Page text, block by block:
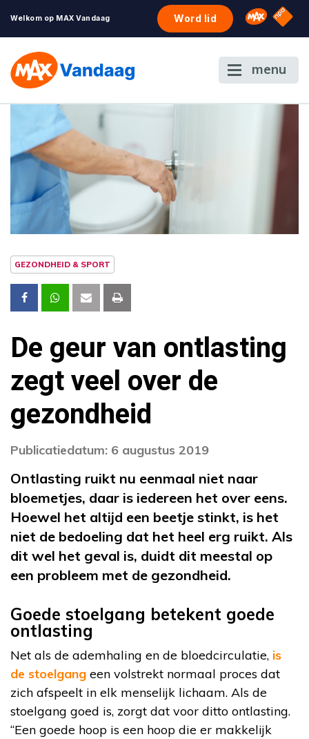
Welkom op MAX Vandaag Word lid Omroep
NPO
menu
GEZONDHEID & SPORT
De geur van ontlasting
zegt veel over de
gezondheid
Publicatiedatum: 6 augustus 2019
Ontlasting ruikt nu eenmaal niet naar
bloemetjes, daar is iedereen het over eens.
Hoewel het altijd een beetje stinkt, is het
niet de bedoeling dat het heel erg ruikt. Als
dit wel het geval is, duidt dit meestal op
een probleem met de gezondheid.
Goede stoelgang betekent goede
ontlasting
Net als de ademhaling en de bloedcirculatie, is
de stoelgang een volstrekt normaal proces dat
zich afspeelt in elk menselijk lichaam. Als de
stoelgang goed is, zorgt dat voor ditto ontlasting.
“Een goede hoop is een hoop die er makkelijk